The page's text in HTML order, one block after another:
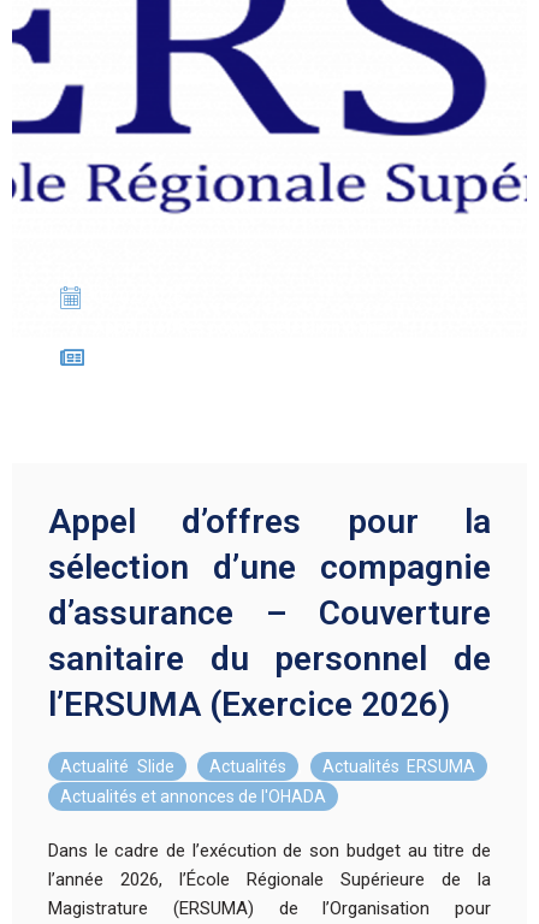
Appel d’offres pour la
sélection d’une compagnie
d’assurance – Couverture
sanitaire du personnel de
l’ERSUMA (Exercice 2026)
Actualité Slide , Actualités Actualités ERSUMA
Actualités et annonces de l'OHADA
Dans le cadre de l’exécution de son budget au titre de
l’année 2026, l’École Régionale Supérieure de la
Magistrature (ERSUMA) de l’Organisation pour